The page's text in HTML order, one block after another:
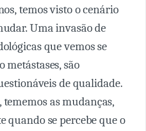
temos visto o cenário
Uma invasão de
que vemos se
metástases, são
de qualidade.
as mudanças,
quando se percebe que o